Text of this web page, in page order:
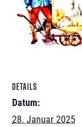
DETAILS
Datum:
28. Januar 2025